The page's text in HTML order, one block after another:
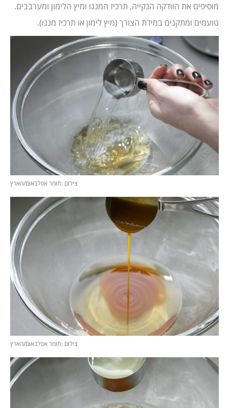
מוסיפים את הוודקה הנקייה, תרכיז המנגו ומיץ הלימון ומערבבים.
טועמים ומתקנים במידת הצורך (מיץ לימון או תרכיז מנגו).
צילום :תומר אפלבאום/הארץ
צילום :תומר אפלבאום/הארץ